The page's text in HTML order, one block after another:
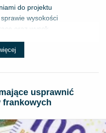
do projektu
wysokości
oraz wysok...
usprawnić
frankowych